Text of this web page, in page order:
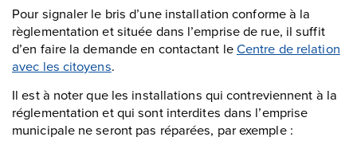
Pour signaler le bris d’une installation conforme à la
règlementation et située dans l’emprise de rue, il suffit
d’en faire la demande en contactant leCentre de relation
avec les citoyens.
Il est à noter que les installations qui contreviennent à la
réglementation et qui sont interdites dans l’emprise
municipale ne seront pas réparées, par exemple :